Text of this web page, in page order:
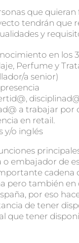
que
tendrán que
y
en los
Perfume y
a senior)
a trabajar por
en retail.
y/o inglés
o embajador de
cadena
pero también en
por eso
de tener
que tener